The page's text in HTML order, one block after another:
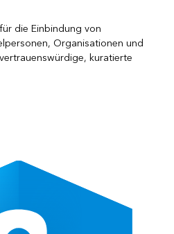
die Einbindung von
Organisationen und
kuratierte